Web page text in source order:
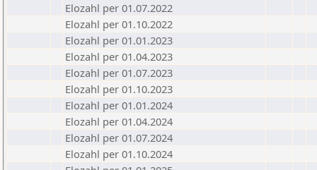
Elozahl per 01.07.2022
Elozahl per 01.10.2022
Elozahl per 01.01.2023
Elozahl per 01.04.2023
Elozahl per 01.07.2023
Elozahl per 01.10.2023
Elozahl per 01.01.2024
Elozahl per 01.04.2024
Elozahl per 01.07.2024
Elozahl per 01.10.2024